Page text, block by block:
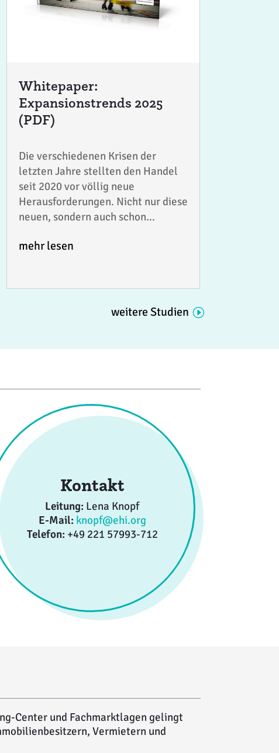
Whitepaper:
Expansionstrends 2025
(PDF)
Die verschiedenen Krisen der
letzten Jahre stellten den Handel
seit 2020 vor völlig neue
Herausforderungen. Nicht nur diese
neuen, sondern auch schon...
mehr lesen
weitere Studien
Kontakt
Leitung: Lena Knopf
E-Mail: knopf@ehi.org
Telefon: +49 221 57993-712
Center und Fachmarktlagen gelingt
Vermietern und